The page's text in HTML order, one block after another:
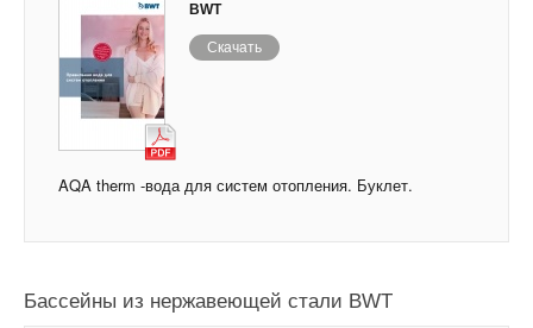
BWT
Скачать
AQA therm -вода для систем отопления. Буклет.
Бассейны из нержавеющей стали BWT